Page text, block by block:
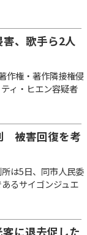
、歌手ら2人
作権・著作隣接権侵
ィ・ヒエン容疑者
被害回復を考
は5日、同市人民委
るサイゴンジュエ
に退去促した